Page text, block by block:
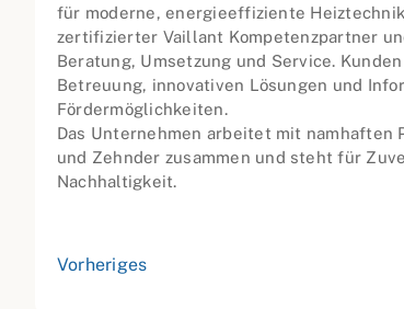
für moderne, energieeffiziente
zertifizierter Vaillant Kompetenzpartner
Beratung, Umsetzung und Service.
Betreuung, innovativen Lösungen und
Fördermöglichkeiten.
Das Unternehmen arbeitet mit namhaften
und Zehnder zusammen und steht für
Nachhaltigkeit.
Vorheriges